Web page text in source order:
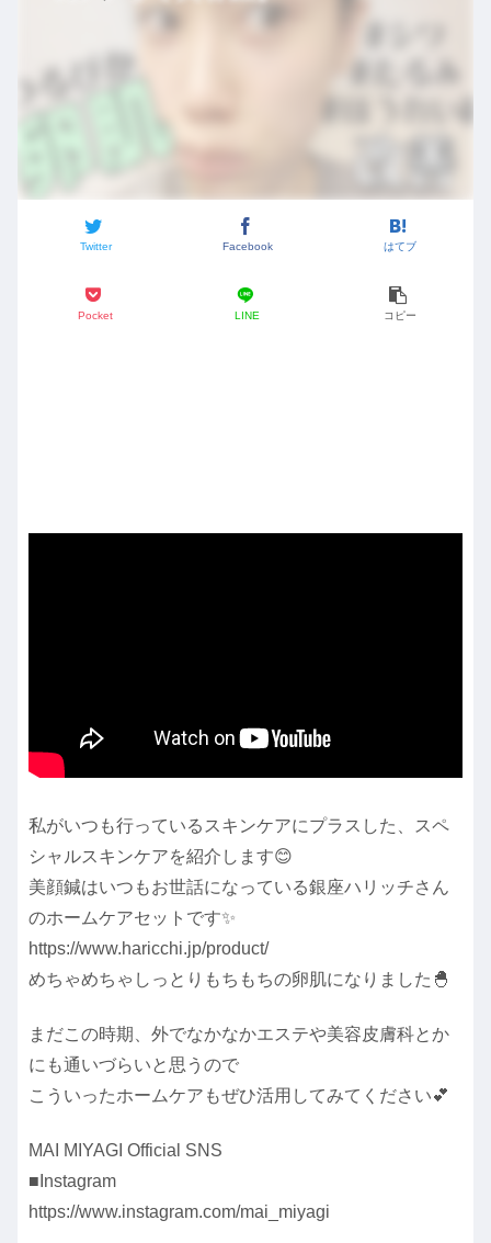
Twitter Facebook はてブ
Pocket LINE コピー
私がいつも行っているスキンケアにプラスした、スペ
シャルスキンケアを紹介します😊
美顔鍼はいつもお世話になっている銀座ハリッチさん
のホームケアセットです✨
https://www.haricchi.jp/product/
めちゃめちゃしっとりもちもちの卵肌になりました🐣
まだこの時期、外でなかなかエステや美容皮膚科とか
にも通いづらいと思うので
こういったホームケアもぜひ活用してみてください💕
MAI MIYAGI Official SNS
■Instagram
https://www.instagram.com/mai_miyagi